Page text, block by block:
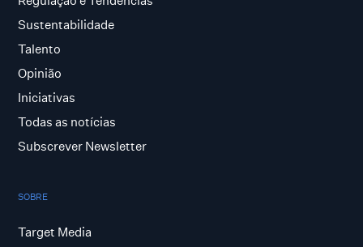
Sustentabilidade
Talento
Opinião
Iniciativas
Todas as notícias
Subscrever Newsletter
SOBRE
Target Media